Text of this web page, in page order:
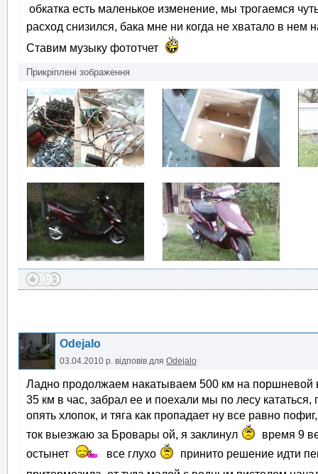
обкатка есть маленькое изменение, мы трогаемся
расход снизился, бака мне ни когда не хватало в нем
Ставим музыку фототчет
Прикріплені зображення
Odejalo
03.04.2010 р. відповів для Odejalo
Ладно продолжаем накатываем 500 км на поршневой
35 км в час, забрал ее и поехали мы по лесу
опять хлопок, и тяга как пропадает ну все равно
ток выезжаю за Бровары ой, я заклинул
время 9
остынет
все глухо
принито решение идти